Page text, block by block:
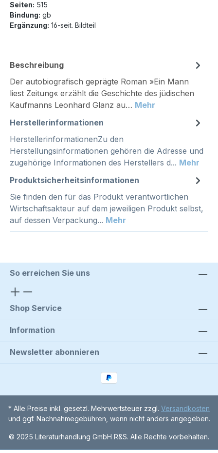
Seiten: 515
Bindung: gb
Ergänzung: 16-seit. Bildteil
Beschreibung
Der autobiografisch geprägte Roman »Ein Mann
liest Zeitung« erzählt die Geschichte des jüdischen
Kaufmanns Leonhard Glanz au… Mehr
Herstellerinformationen
HerstellerinformationenZu den
Herstellungsinformationen gehören die Adresse und
zugehörige Informationen des Herstellers d... Mehr
Produktsicherheitsinformationen
Sie finden den für das Produkt verantwortlichen
Wirtschaftsakteur auf dem jeweiligen Produkt selbst,
auf dessen Verpackung... Mehr
So erreichen Sie uns
Shop Service
Information
Newsletter abonnieren
* Alle Preise inkl. gesetzl. Mehrwertsteuer zzgl. Versandkosten
und ggf. Nachnahmegebühren, wenn nicht anders angegeben.
© 2025 Literaturhandlung GmbH R&S. Alle Rechte vorbehalten.